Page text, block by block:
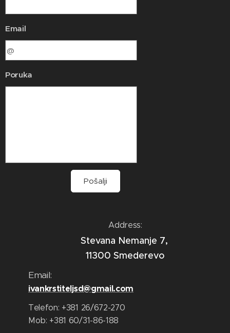
Email
Poruka
Pošalji
Address:
Stevana Nemanje 7,
11300 Smederevo
Email:
ivankrstiteljsd@gmail.com
Telefon: +381 26/672-270
Mob: +381 60/31-86-188